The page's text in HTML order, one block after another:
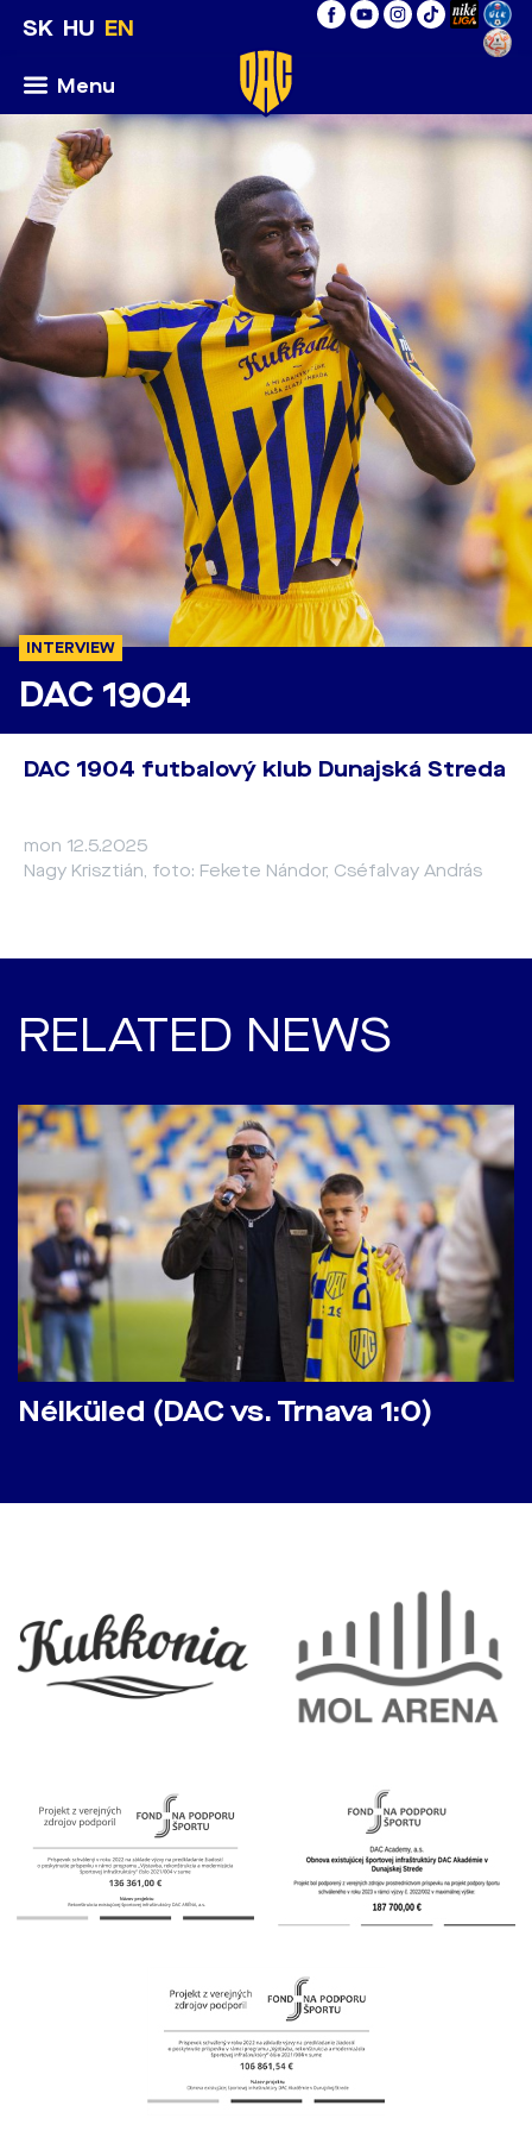
SK HU EN
Menu
INTERVIEW
DAC 1904
DAC 1904 futbalový klub Dunajská Streda
mon 12.5.2025
Nagy Krisztián, foto: Fekete Nándor, Cséfalvay András
RELATED NEWS
Nélküled (DAC vs. Trnava 1:0)